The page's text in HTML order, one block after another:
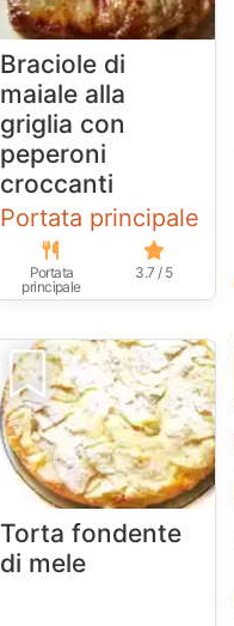
Braciole di
maiale alla
griglia con
peperoni
croccanti
Portata principale
Portata
principale
3.7 / 5
Torta fondente
di mele